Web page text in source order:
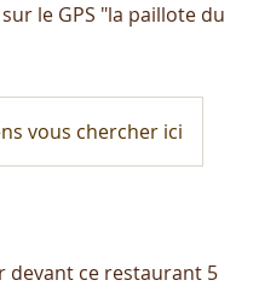
le GPS "la paillote du
vous chercher ici
devant ce restaurant 5